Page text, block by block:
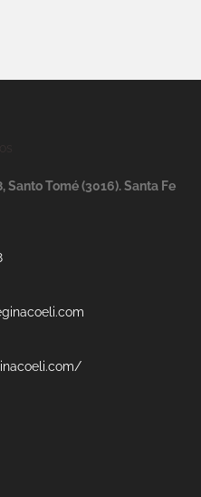
Santo Tomé (3016). Santa Fe